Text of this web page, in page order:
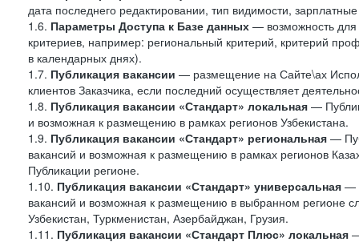
дата последнего редактировании, тип видимости,
1.6. Параметры Доступа к Базе данных — возможность
критериев, например: региональный критерий, критерий
в календарных днях).
1.7. Публикация вакансии — размещение на Сайте\ах
клиентов Заказчика, если последний осуществляет
1.8. Публикация вакансии «Стандарт» локальная —
и возможная к размещению в рамках регионов Узбекистана.
1.9. Публикация вакансии «Стандарт» региональная —
вакансий и возможная к размещению в рамках регионов
Публикации регионе.
1.10. Публикация вакансии «Стандарт» универсальная —
вакансий и возможная к размещению в выбранном регионе
Узбекистан, Туркменистан, Азербайджан, Грузия.
1.11. Публикация вакансии «Стандарт Плюс» локальная